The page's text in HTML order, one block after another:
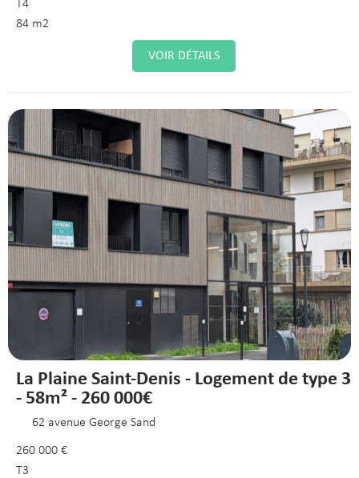
T4
84 m2
VOIR DÉTAILS
La Plaine Saint-Denis - Logement de type 3
- 58m² - 260 000€
62 avenue George Sand
260 000 €
T3